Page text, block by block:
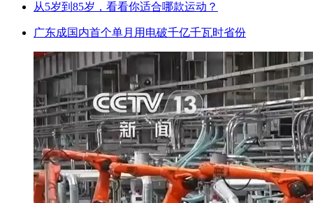
从5岁到85岁，看看你适合哪款运动？
广东成国内首个单月用电破千亿千瓦时省份